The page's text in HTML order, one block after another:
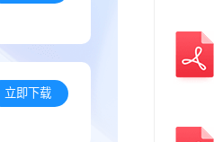
立即下载